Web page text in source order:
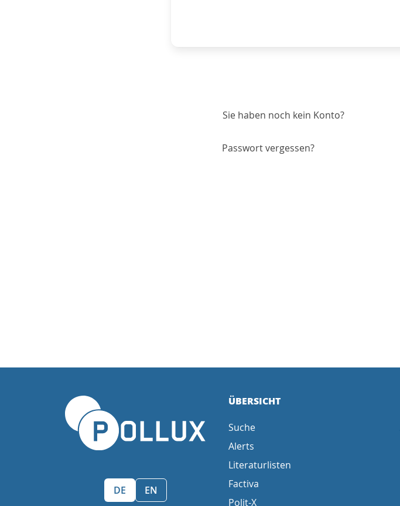
Sie haben noch kein Konto?
Passwort vergessen?
Sprache wählen/Select language
DE EN
ÜBERSICHT
Suche
Alerts
Literaturlisten
Factiva
Polit-X